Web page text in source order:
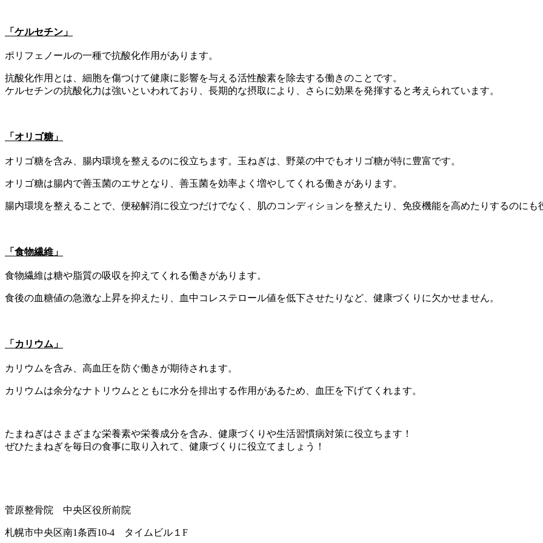
「ケルセチン」
ポリフェノールの一種で抗酸化作用があります。
抗酸化作用とは、細胞を傷つけて健康に影響を与える活性酸素を除去する働きのことです。
ケルセチンの抗酸化力は強いといわれており、長期的な摂取により、さらに効果を発揮すると考えられています。
「オリゴ糖」
オリゴ糖を含み、腸内環境を整えるのに役立ちます。玉ねぎは、野菜の中でもオリゴ糖が特に豊富です。
オリゴ糖は腸内で善玉菌のエサとなり、善玉菌を効率よく増やしてくれる働きがあります。
腸内環境を整えることで、便秘解消に役立つだけでなく、肌のコンディションを整えたり、免疫機能を高めたりするのにも
「食物繊維」
食物繊維は糖や脂質の吸収を抑えてくれる働きがあります。
食後の血糖値の急激な上昇を抑えたり、血中コレステロール値を低下させたりなど、健康づくりに欠かせません。
「カリウム」
カリウムを含み、高血圧を防ぐ働きが期待されます。
カリウムは余分なナトリウムとともに水分を排出する作用があるため、血圧を下げてくれます。
たまねぎはさまざまな栄養素や栄養成分を含み、健康づくりや生活習慣病対策に役立ちます！
ぜひたまねぎを毎日の食事に取り入れて、健康づくりに役立てましょう！
菅原整骨院 中央区役所前院
札幌市中央区南1条西10-4 タイムビル１F